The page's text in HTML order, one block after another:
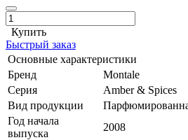
Купить
Быстрый заказ
Основные характеристики
Бренд
Montale
Серия
Amber & Spices
Вид продукции
Год начала
выпуска
2008